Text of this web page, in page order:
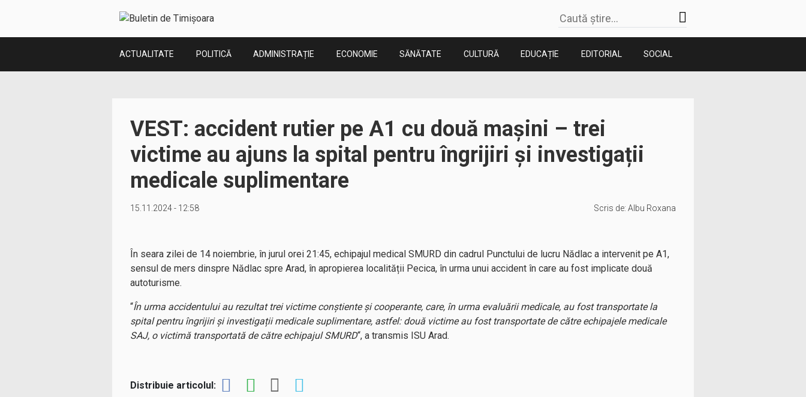
ACTUALITATE POLITICĂ ADMINISTRAȚIE ECONOMIE SĂNĂTATE CULTURĂ EDUCAȚIE EDITORIAL SOCIAL
VEST: accident rutier pe A1 cu două mașini – trei
victime au ajuns la spital pentru îngrijiri și investigații
medicale suplimentare
15.11.2024 - 12:58 Scris de: Albu Roxana
În seara zilei de 14 noiembrie, în jurul orei 21:45, echipajul medical SMURD din cadrul Punctului de lucru Nădlac a intervenit pe A1,
sensul de mers dinspre Nădlac spre Arad, în apropierea localității Pecica, în urma unui accident în care au fost implicate două
autoturisme.
“În urma accidentului au rezultat trei victime conștiente și cooperante, care, în urma evaluării medicale, au fost transportate la
spital pentru îngrijiri și investigații medicale suplimentare, astfel: două victime au fost transportate de către echipajele medicale
SAJ, o victimă transportată de către echipajul SMURD“, a transmis ISU Arad.
Distribuie articolul: